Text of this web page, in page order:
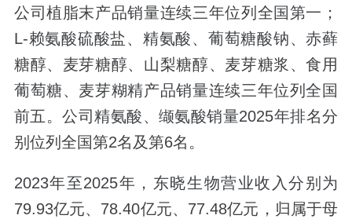
公司植脂末产品销量连续三年位列全国第一；
L-赖氨酸硫酸盐、精氨酸、葡萄糖酸钠、赤藓
糖醇、麦芽糖醇、山梨糖醇、麦芽糖浆、食用
葡萄糖、麦芽糊精产品销量连续三年位列全国
前五。公司精氨酸、缬氨酸销量2025年排名分
别位列全国第2名及第6名。
2023年至2025年，东晓生物营业收入分别为
79.93亿元、78.40亿元、77.48亿元，归属于母